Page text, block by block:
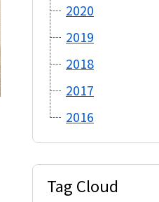
2020
2019
2018
2017
2016
Tag Cloud